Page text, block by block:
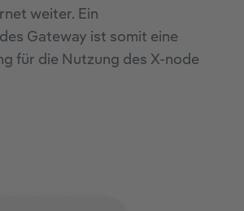
weiter. Ein
Gateway ist somit eine
für die Nutzung des X-node